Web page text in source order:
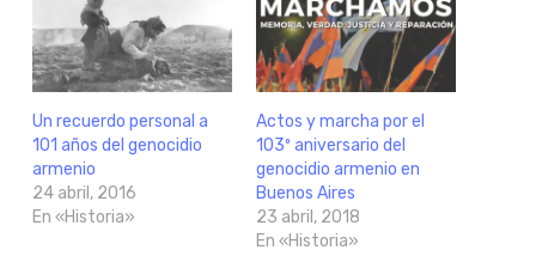
Un recuerdo personal a
101 años del genocidio
armenio
24 abril, 2016
En «Historia»
Actos y marcha por el
103º aniversario del
genocidio armenio en
Buenos Aires
23 abril, 2018
En «Historia»